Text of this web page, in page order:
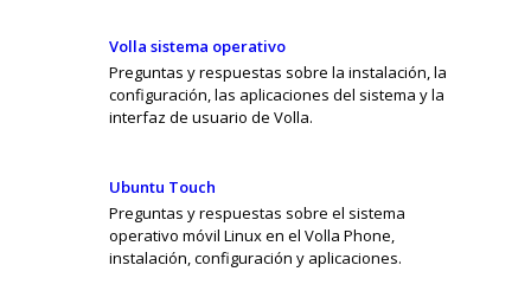
Volla sistema operativo
Preguntas y respuestas sobre la instalación, la
configuración, las aplicaciones del sistema y la
interfaz de usuario de Volla.
Ubuntu Touch
Preguntas y respuestas sobre el sistema
operativo móvil Linux en el Volla Phone,
instalación, configuración y aplicaciones.